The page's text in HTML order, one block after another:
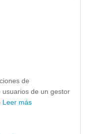
de
de un gestor
Leer más